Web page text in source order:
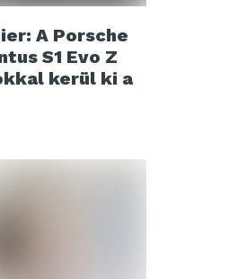
A Porsche
S1 Evo Z
kerül ki a